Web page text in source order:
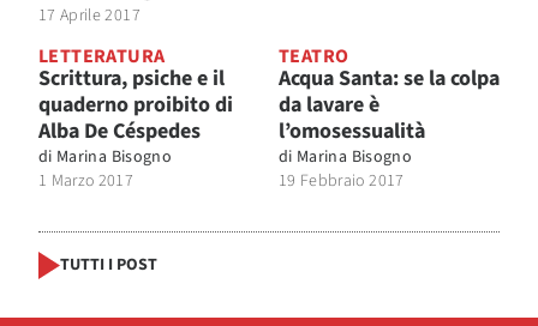
17 Aprile 2017
LETTERATURA
Scrittura, psiche e il
quaderno proibito di
Alba De Céspedes
di Marina Bisogno
1 Marzo 2017
TEATRO
Acqua Santa: se la colpa
da lavare è
l’omosessualità
di Marina Bisogno
19 Febbraio 2017
TUTTI I POST